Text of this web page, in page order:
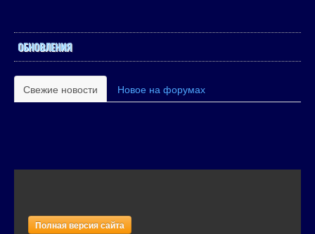
ОБНОВЛЕНИЯ
Свежие новости Новое на форумах
Полная версия сайта